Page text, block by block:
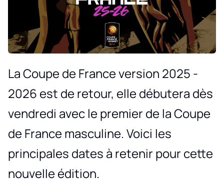
La Coupe de France version 2025 -
2026 est de retour, elle débutera dès
vendredi avec le premier de la Coupe
de France masculine. Voici les
principales dates à retenir pour cette
nouvelle édition.